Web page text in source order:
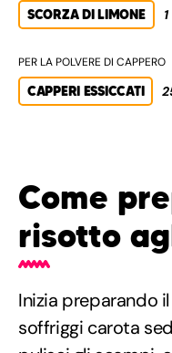
SCORZA DI LIMONE 1
PER LA POLVERE DI CAPPERO
CAPPERI ESSICCATI
Come
risotto
Inizia preparando il
soffriggi carota